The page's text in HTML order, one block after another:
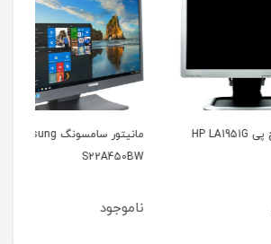
مانیتور سامسونگ Samsung
S22A450BW
ناموجود